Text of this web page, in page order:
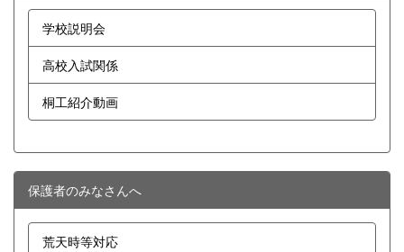
学校説明会
高校入試関係
桐工紹介動画
保護者のみなさんへ
荒天時等対応